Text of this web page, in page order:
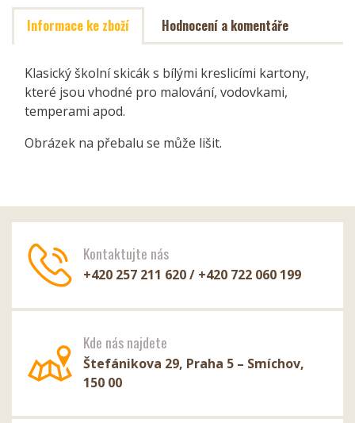
Informace ke zboží Hodnocení a komentáře
Klasický školní skicák s bílými kreslicími kartony,
které jsou vhodné pro malování, vodovkami,
temperami apod.
Obrázek na přebalu se může lišit.
Kontaktujte nás
+420 257 211 620 / +420 722 060 199
Kde nás najdete
Štefánikova 29, Praha 5 – Smíchov,
150 00